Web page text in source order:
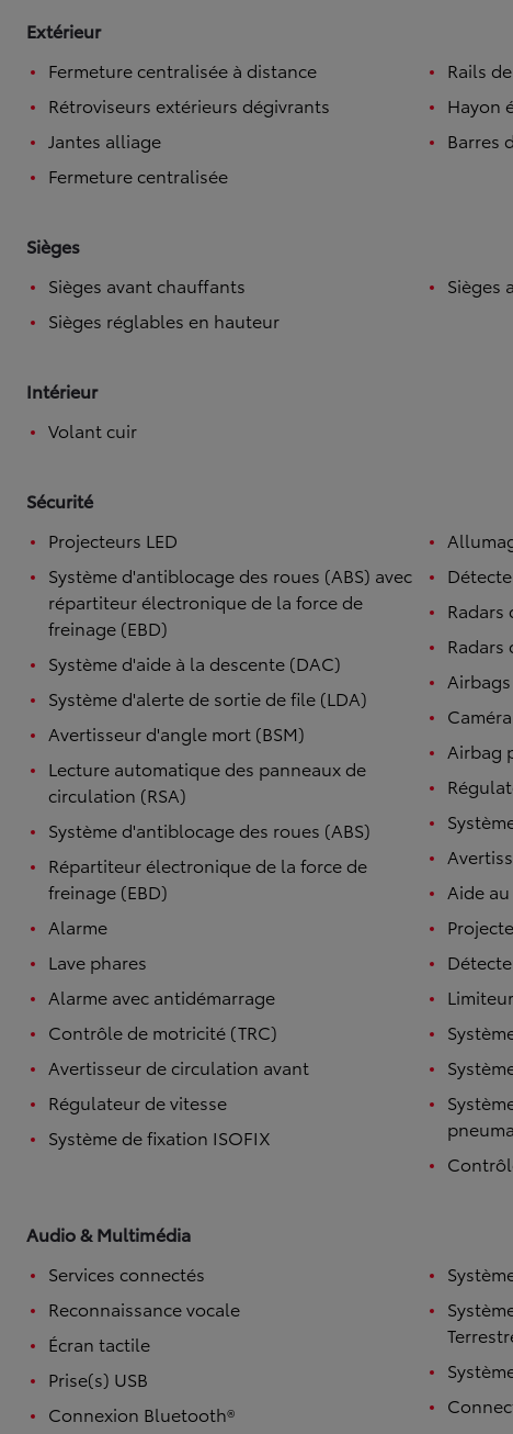
HYBRIDE OU HYBRIDE RECHARGEABLE
Disponible rapidement
Extérieur
Fermeture centralisée à distance
Rétroviseurs extérieurs dégivrants
Jantes alliage
Fermeture centralisée
Rails
Hayon
Barres
Sièges
Sièges avant chauffants
Sièges réglables en hauteur
Sièges
Intérieur
Volant cuir
Sécurité
Projecteurs LED
Système d'antiblocage des roues (ABS) avec
répartiteur électronique de la force de
freinage (EBD)
Système d'aide à la descente (DAC)
Système d'alerte de sortie de file (LDA)
Avertisseur d'angle mort (BSM)
Lecture automatique des panneaux de
circulation (RSA)
Système d'antiblocage des roues (ABS)
Répartiteur électronique de la force de
freinage (EBD)
Alarme
Lave phares
Alarme avec antidémarrage
Contrôle de motricité (TRC)
Avertisseur de circulation avant
Régulateur de vitesse
Système de fixation ISOFIX
Airbags
Airbag
Aide
Audio & Multimédia
Services connectés
Reconnaissance vocale
Écran tactile
Prise(s) USB
Connexion Bluetooth®